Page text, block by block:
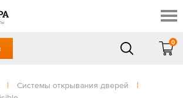
0
| Системы открывания дверей
|